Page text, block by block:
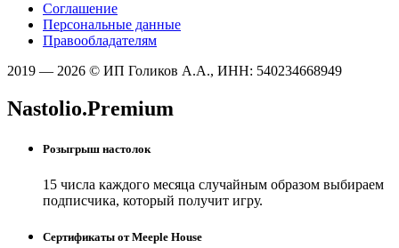
Соглашение
Персональные данные
Правообладателям
2019 — 2026 © ИП Голиков А.А., ИНН: 540234668949
Nastolio.Premium
Розыгрыш настолок
15 числа каждого месяца случайным образом выбираем
подписчика, который получит игру.
Сертификаты от Meeple House